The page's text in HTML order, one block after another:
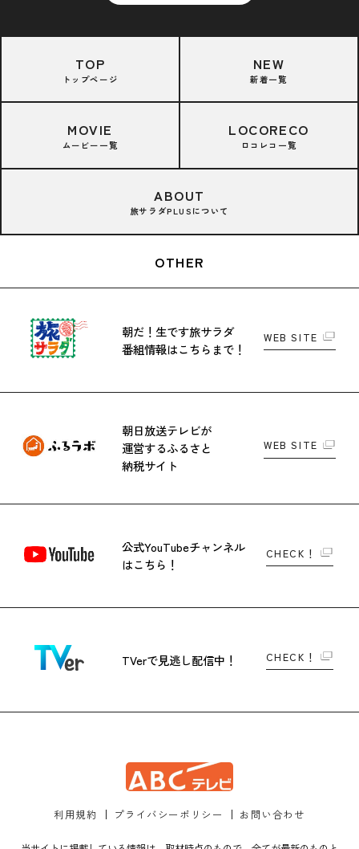
TOP
トップページ
NEW
新着一覧
MOVIE
ムービー一覧
LOCORECO
ロコレコ一覧
ABOUT
旅サラダPLUSについて
OTHER
朝だ！生です旅サラダ
番組情報はこちらまで！
WEB SITE
朝日放送テレビが
運営するふるさと
納税サイト
WEB SITE
公式YouTubeチャンネル
はこちら！
CHECK！
TVerで見逃し配信中！ CHECK！
利用規約 プライバシーポリシー お問い合わせ